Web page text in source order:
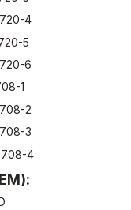
4
5
6
1
2
3
4